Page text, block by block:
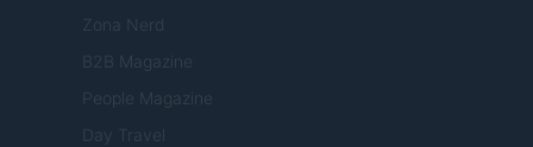
Zona Nerd
B2B Magazine
People Magazine
Day Travel